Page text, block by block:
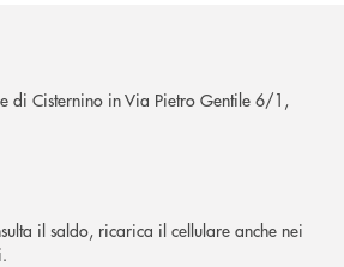
di Cisternino in Via Pietro Gentile 6/1,
il saldo, ricarica il cellulare anche nei